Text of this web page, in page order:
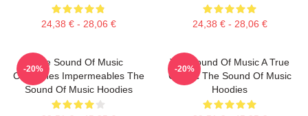
24,38 € - 28,06 € 24,38 € - 28,06 €
The Sound Of Music
Canciones Impermeables The
Sound Of Music Hoodies
-20%
The Sound Of Music A True
Classic The Sound Of Music
Hoodies
-20%